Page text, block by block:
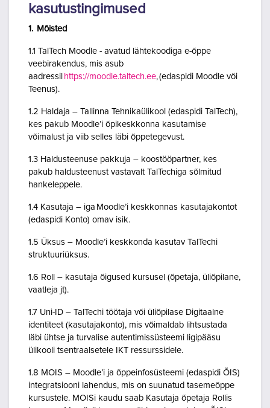
kasutustingimused
1. Mõisted
1.1 TalTech Moodle - avatud lähtekoodiga e-õppe
veebirakendus, mis asub
aadressil https://moodle.taltech.ee, (edaspidi Moodle või
Teenus).
1.2 Haldaja – Tallinna Tehnikaülikool (edaspidi TalTech),
kes pakub Moodle’i õpikeskkonna kasutamise
võimalust ja viib selles läbi õppetegevust.
1.3 Haldusteenuse pakkuja – koostööpartner, kes
pakub haldusteenust vastavalt TalTechiga sõlmitud
hankeleppele.
1.4 Kasutaja – iga Moodle’i keskkonnas kasutajakontot
(edaspidi Konto) omav isik.
1.5 Üksus – Moodle’i keskkonda kasutav TalTechi
struktuuriüksus.
1.6 Roll – kasutaja õigused kursusel (õpetaja, üliõpilane,
vaatleja jt).
1.7 Uni-ID – TalTechi töötaja või üliõpilase Digitaalne
identiteet (kasutajakonto), mis võimaldab lihtsustada
läbi ühtse ja turvalise autentimissüsteemi ligipääsu
ülikooli tsentraalsetele IKT ressurssidele.
1.8 MOIS – Moodle’i ja õppeinfosüsteemi (edaspidi ÕIS)
integratsiooni lahendus, mis on suunatud tasemeõppe
kursustele. MOISi kaudu saab Kasutaja õpetaja Rollis